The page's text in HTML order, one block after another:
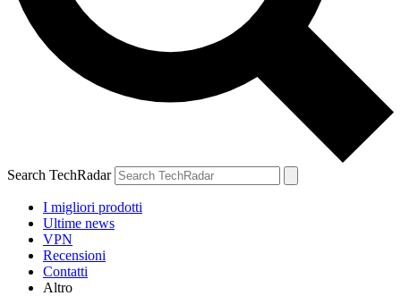
Search TechRadar
I migliori prodotti
Ultime news
VPN
Recensioni
Contatti
Altro